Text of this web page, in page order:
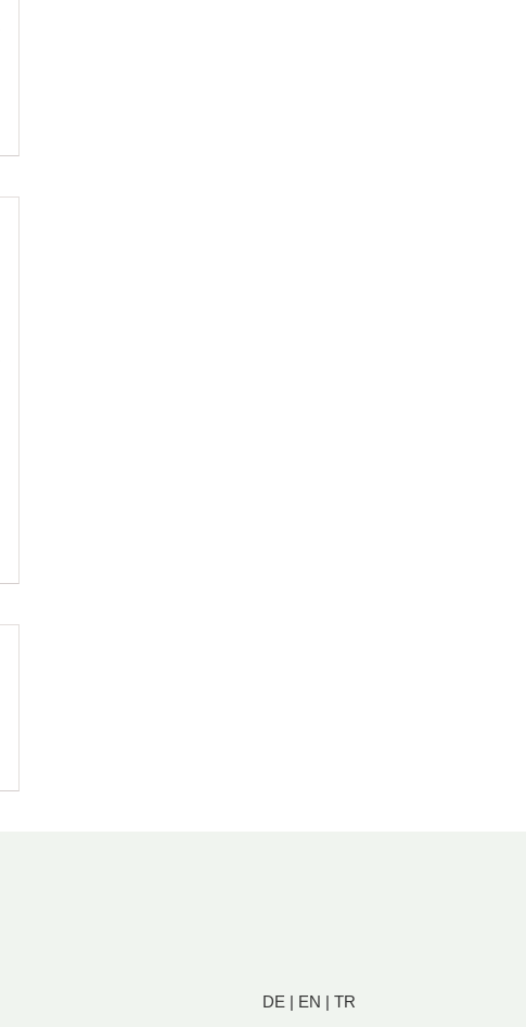
DE | EN | TR